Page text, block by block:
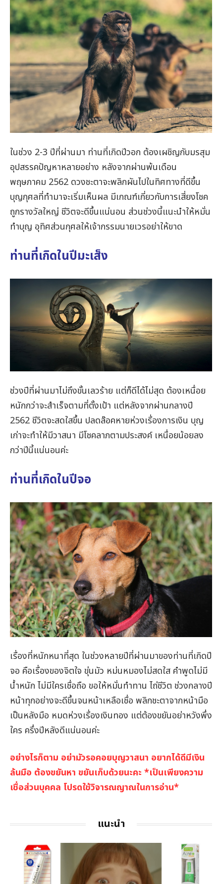
ในช่วง 2-3 ปีที่ผ่านมา ท่านที่เกิดปีวอก ต้องเผชิญกับมรสุม
อุปสรรคปัญหาหลายอย่าง หลังจากผ่านพ้นเดือน
พฤษภาคม 2562 ดวงชะตาจะพลิกผันไปในทิศทางที่ดีขึ้น
บุญกุศลที่ทำมาจะเริ่มเห็นผล มีเกณฑ์เกี่ยวกับการเสี่ยงโชค
ถูกรางวัลใหญ่ ชีวิตจะดีขึ้นแน่นอน ส่วนช่วงนี้แนะนำให้หมั่น
ทำบุญ อุทิศส่วนกุศลให้เจ้ากรรมนายเวรอย่าให้ขาด
ท่านที่เกิดในปีมะเส็ง
ช่วงปีที่ผ่านมาไม่ถึงขั้นเลวร้าย แต่ก็ดีได้ไม่สุด ต้องเหนื่อย
หนักกว่าจะสำเร็จตามที่ตั้งเป้า แต่หลังจากผ่านกลางปี
2562 ชีวิตจะสดใสขึ้น ปลดล๊อคหายห่วงเรื่องการเงิน บุญ
เก่าจะทำให้มีวาสนา มีโชคลาภตามประสงค์ เหนื่อยน้อยลง
กว่าปีนี้แน่นอนค่ะ
ท่านที่เกิดในปีจอ
เรื่องที่หนักหนาที่สุด ในช่วงหลายปีที่ผ่านมาของท่านที่เกิดปี
จอ คือเรื่องของจิตใจ ขุ่นมัว หม่นหมองไม่สดใส คำพูดไม่มี
น้ำหนัก ไม่มีใครเชื่อถือ ขอให้หมั่นทำทาน ไถ่ชีวิต ช่วงกลางปี
หน้าทุกอย่างจะดีขึ้นจนหน้าเหลือเชื่อ พลิกชะตาจากหน้ามือ
เป็นหลังมือ หมดห่วงเรื่องเงินทอง แต่ต้องขยันอย่าหวังพึ่ง
ใคร ครึ่งปีหลังดีแน่นอนค่ะ
อย่างไรก็ตาม อย่ามัวรอคอยบุญวาสนา อยากได้ดีมีเงิน
ล้นมือ ต้องขยันหา ขยันเก็บด้วยนะคะ *เป็นเพียงความ
เชื่อส่วนบุคคล โปรดใช้วิจารณญาณในการอ่าน*
แนะนำ